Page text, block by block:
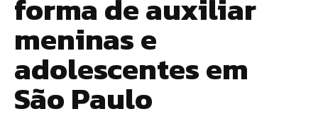
forma de auxiliar
meninas e
adolescentes em
São Paulo